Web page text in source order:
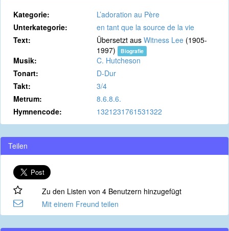
Kategorie:
L’adoration au Père
Unterkategorie:
en tant que la source de la vie
Text:
Übersetzt aus Witness Lee (1905-
1997)
Biografie
Musik:
C. Hutcheson
Tonart:
D-Dur
Takt:
3/4
Metrum:
8.6.8.6.
Hymnencode:
1321231761531322
Teilen
Zu den Listen von 4 Benutzern hinzugefügt
Mit einem Freund teilen